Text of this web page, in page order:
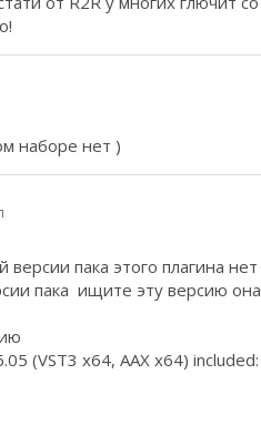
наборе нет )
пака этого плагина нет
пака ищите эту версию она
(VST3 x64, AAX x64) included: